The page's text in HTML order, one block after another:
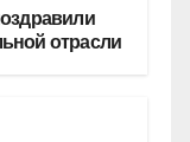
отрасли